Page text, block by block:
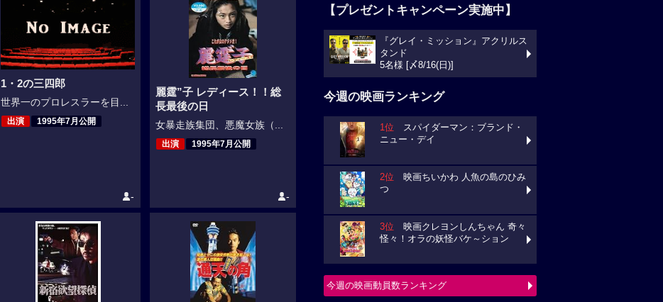
1・2の三四郎
世界一のプロレスラーを目...
出演 1995年7月公開
-
麗霆”子 レディース！！総
長最後の日
女暴走族集団、悪魔女族（...
出演 1995年7月公開
-
【プレゼントキャンペーン実施中】
『グレイ・ミッション』アクリルス
タンド
5名様 [〆8/16(日)]
今週の映画ランキング
1位 スパイダーマン：ブランド・
ニュー・デイ
2位 映画ちいかわ 人魚の島のひみ
つ
3位 映画クレヨンしんちゃん 奇々
怪々！オラの妖怪バケ～ション
今週の映画動員数ランキング